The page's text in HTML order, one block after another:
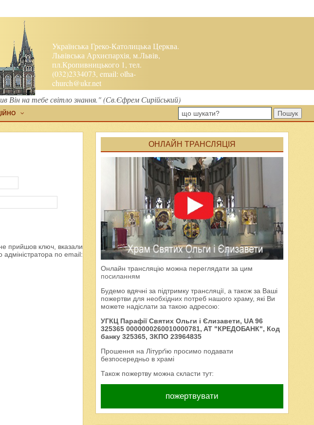
Українська Греко-Католицька Церква.
Львівська Архиєпархія, м.Львів,
пл.Кропивницького 1, тел.
(032)2334073, email:olha-
church@ukr.net
Він на тебе світло знання." (Св.Єфрем Сирійський)
Пошук
прийшов ключ, вказали
по email:
ОНЛАЙН ТРАНСЛЯЦІЯ
Онлайн трансляцію можна переглядати за цим
посиланням
Будемо вдячні за підтримку трансляції, а також за Ваші
пожертви для необхідних потреб нашого храму, які Ви
можете надіслати за такою адресою:
УГКЦ Парафії Святих Ольги і Єлизавети, UA 96
325365 0000000260010000781, AT "КРЕДОБАНК", Код
банку 325365, ЗКПО 23964835
Прошення на Літурґію просимо подавати
безпосередньо в храмі
Також пожертву можна скласти тут:
пожертвувати